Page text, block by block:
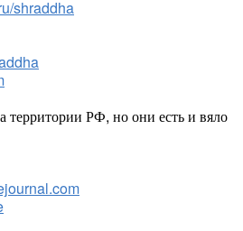
shraddha
территории РФ, но они есть и вяло